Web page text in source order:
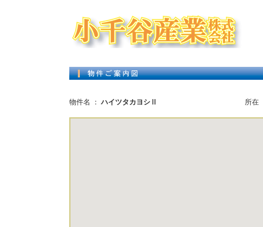
物件名 ： ハイツタカヨシⅡ 所在